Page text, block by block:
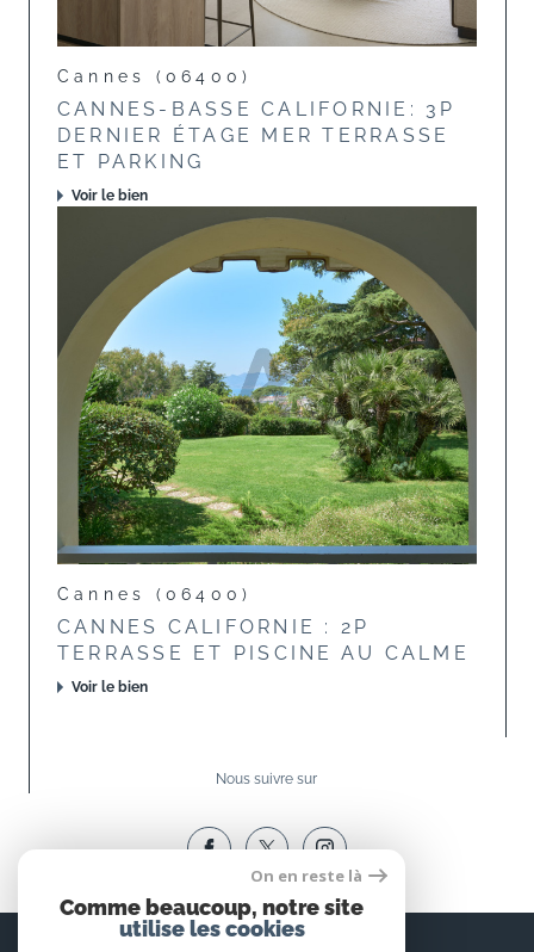
Cannes (06400)
CANNES-BASSE CALIFORNIE: 3P
DERNIER ÉTAGE MER TERRASSE
ET PARKING
Voir le bien
Cannes (06400)
CANNES CALIFORNIE : 2P
TERRASSE ET PISCINE AU CALME
Voir le bien
Nous suivre sur
Espace
On en reste là
Comme beaucoup, notre site
utilise les cookies